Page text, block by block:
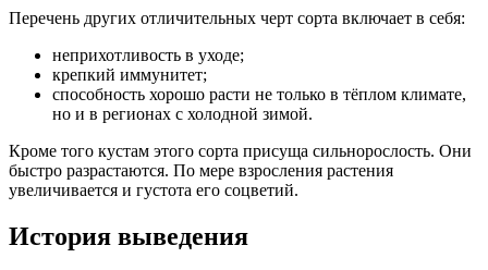
Перечень других отличительных черт сорта включает в себя:
неприхотливость в уходе;
крепкий иммунитет;
способность хорошо расти не только в тёплом климате,
но и в регионах с холодной зимой.
Кроме того кустам этого сорта присуща сильнорослость. Они
быстро разрастаются. По мере взросления растения
увеличивается и густота его соцветий.
История выведения